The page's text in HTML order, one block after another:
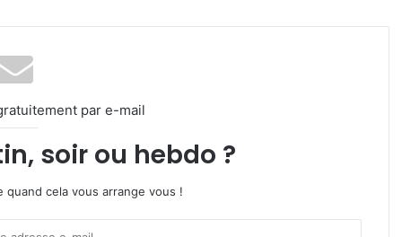
par e-mail
soir ou hebdo ?
quand cela vous arrange vous !